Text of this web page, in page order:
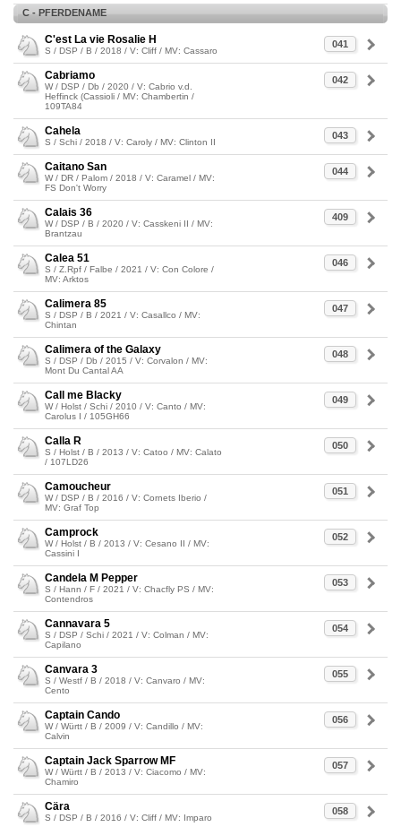
C - PFERDENAME
041
C'est La vie Rosalie H
S / DSP / B / 2018 / V: Cliff / MV: Cassaro
042
Cabriamo
W / DSP / Db / 2020 / V: Cabrio v.d.
Heffinck (Cassioli / MV: Chambertin /
109TA84
043
Cahela
S / Schi / 2018 / V: Caroly / MV: Clinton II
044
Caitano San
W / DR / Palom / 2018 / V: Caramel / MV:
FS Don't Worry
409
Calais 36
W / DSP / B / 2020 / V: Casskeni II / MV:
Brantzau
046
Calea 51
S / Z.Rpf / Falbe / 2021 / V: Con Colore /
MV: Arktos
047
Calimera 85
S / DSP / B / 2021 / V: Casallco / MV:
Chintan
048
Calimera of the Galaxy
S / DSP / Db / 2015 / V: Corvalon / MV:
Mont Du Cantal AA
049
Call me Blacky
W / Holst / Schi / 2010 / V: Canto / MV:
Carolus I / 105GH66
050
Calla R
S / Holst / B / 2013 / V: Catoo / MV: Calato
/ 107LD26
051
Camoucheur
W / DSP / B / 2016 / V: Cornets Iberio /
MV: Graf Top
052
Camprock
W / Holst / B / 2013 / V: Cesano II / MV:
Cassini I
053
Candela M Pepper
S / Hann / F / 2021 / V: Chacfly PS / MV:
Contendros
054
Cannavara 5
S / DSP / Schi / 2021 / V: Colman / MV:
Capilano
055
Canvara 3
S / Westf / B / 2018 / V: Canvaro / MV:
Cento
056
Captain Cando
W / Württ / B / 2009 / V: Candillo / MV:
Calvin
057
Captain Jack Sparrow MF
W / Württ / B / 2013 / V: Ciacomo / MV:
Chamiro
058
Cära
S / DSP / B / 2016 / V: Cliff / MV: Imparo